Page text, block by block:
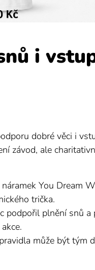
i
dobré věci i
závod, ale
You Dream
trička.
podpořil plnění snů a
může být tým